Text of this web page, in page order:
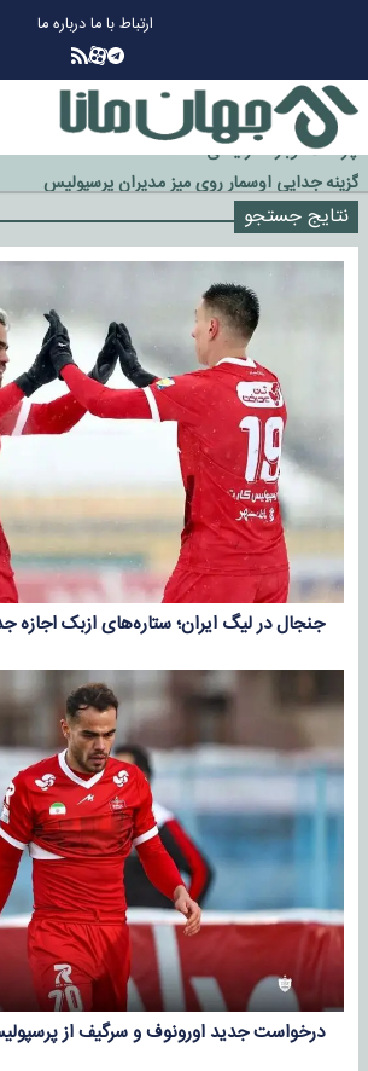
ارتباط با مادرباره ما
چرا طلا دوباره افزایشی شد؟
گزینه جدایی اوسمار روی میز مدیران پرسپولیس
آیا رئیس جمهور آمریکا قانون را دور می‌زند؟
اخراج رسمی چهره نامدار از پرسپولیس
سازمان اطلاعات سپاه: پروژه دولت ترامپ برای مهار
نتایج جستجو
جنجال در لیگ ایران؛ ستاره‌های ازبک اجازه
درخواست جدید اورونوف و سرگیف از